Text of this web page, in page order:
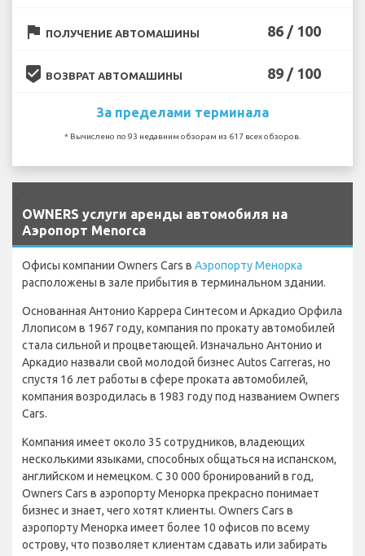
flag ПОЛУЧЕНИЕ АВТОМАШИНЫ 86 / 100
beenhere ВОЗВРАТ АВТОМАШИНЫ 89 / 100
За пределами терминала
* Вычислено по 93 недавним обзорам из 617 всех обзоров.
OWNERS услуги аренды автомобиля на
Аэропорт Menorca
Офисы компании Owners Cars в Аэропорту Менорка
расположены в зале прибытия в терминальном здании.
Основанная Антонио Каррера Синтесом и Аркадио Орфила
Ллописом в 1967 году, компания по прокату автомобилей
стала сильной и процветающей. Изначально Антонио и
Аркадио назвали свой молодой бизнес Autos Carreras, но
спустя 16 лет работы в сфере проката автомобилей,
компания возродилась в 1983 году под названием Owners
Cars.
Компания имеет около 35 сотрудников, владеющих
несколькими языками, способных общаться на испанском,
английском и немецком. С 30 000 бронирований в год,
Owners Cars в аэропорту Менорка прекрасно понимает
бизнес и знает, чего хотят клиенты. Owners Cars в
аэропорту Менорка имеет более 10 офисов по всему
острову, что позволяет клиентам сдавать или забирать